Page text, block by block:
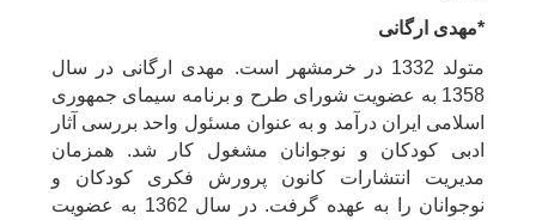
*مهدی ارگانی
متولد 1332 در خرمشهر است. مهدی ارگانی در سال
1358 به عضویت شورای طرح و برنامه سیمای جمهوری
اسلامی ایران درآمد و به عنوان مسئول واحد بررسی آثار
ادبی کودکان و نوجوانان مشغول کار شد. همزمان
مدیریت انتشارات کانون پرورش فکری کودکان و
نوجوانان را به عهده گرفت. در سال 1362 به عضویت